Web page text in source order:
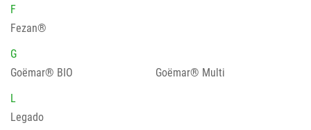
F
Fezan®
G
Goëmar® BIO
Goëmar® Multi
L
Legado